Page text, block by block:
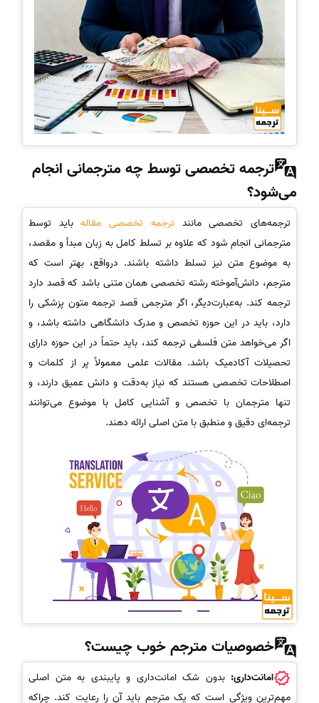
ترجمه تخصصی توسط چه مترجمانی انجام
می‌شود؟
ترجمه‌های تخصصی مانند ترجمه تخصصی مقالهباید توسط
مترجمانی انجام شود که علاوه بر تسلط کامل به زبان مبدأ و مقصد،
به موضوع متن نیز تسلط داشته باشند. درواقع، بهتر است که
مترجم، دانش‌آموخته رشته تخصصی همان متنی باشد که قصد دارد
ترجمه کند. به‌عبارت‌دیگر، اگر مترجمی قصد ترجمه متون پزشکی را
دارد، باید در این حوزه تخصص و مدرک دانشگاهی داشته باشد، و
اگر می‌خواهد متن فلسفی ترجمه کند، باید حتماً در این حوزه دارای
تحصیلات آکادمیک باشد. مقالات علمی معمولاً پر از کلمات و
اصطلاحات تخصصی هستند که نیاز به‌دقت و دانش عمیق دارند، و
تنها مترجمان با تخصص و آشنایی کامل با موضوع می‌توانند
ترجمه‌ای دقیق و منطبق با متن اصلی ارائه دهند.
خصوصیات مترجم خوب چیست؟
امانت‌داری:بدون شک امانت‌داری و پایبندی به متن اصلی
مهم‌ترین ویژگی است که یک مترجم باید آن را رعایت کند. چراکه